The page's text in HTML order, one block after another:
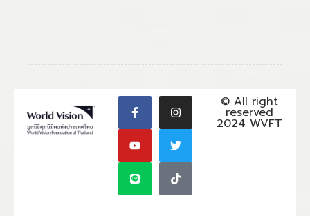
© All right
reserved
2024 WVFT